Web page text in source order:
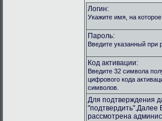
Логин:
Укажите имя, на
Пароль:
Введите указанный при
Код активации:
Введите 32 символа
цифрового кода
символов.
Для подтверждения
"подтвердить".Далее
рассмотрена